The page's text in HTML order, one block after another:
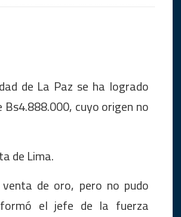
de La Paz se ha logrado
cuyo origen no
de Lima.
de oro, pero no pudo
el jefe de la fuerza